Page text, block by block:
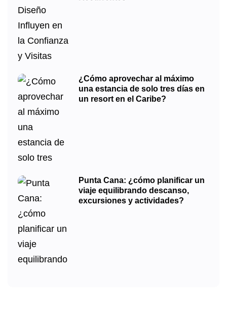
¿Cómo aprovechar al máximo
una estancia de solo tres días en
un resort en el Caribe?
Punta Cana: ¿cómo planificar un
viaje equilibrando descanso,
excursiones y actividades?